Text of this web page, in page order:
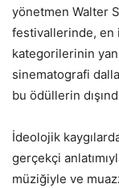
yönetmen Walter
festivallerinde, en
kategorilerinin
sinematografi
bu ödüllerin
İdeolojik
gerçekçi
müziğiyle ve